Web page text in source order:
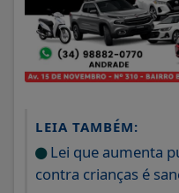
LEIA TAMBÉM:
Lei que aumenta
contra crianças é